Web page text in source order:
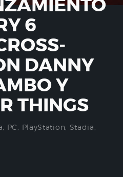
6
DANNY
Y
THINGS
PC PlayStation Stadia